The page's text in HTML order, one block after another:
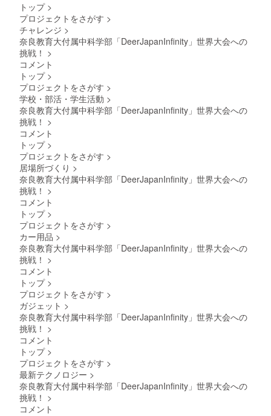
トップ >
プロジェクトをさがす >
チャレンジ >
奈良教育大付属中科学部「DeerJapanInfinity」世界大会への
挑戦！ >
コメント
トップ >
プロジェクトをさがす >
学校・部活・学生活動 >
奈良教育大付属中科学部「DeerJapanInfinity」世界大会への
挑戦！ >
コメント
トップ >
プロジェクトをさがす >
居場所づくり >
奈良教育大付属中科学部「DeerJapanInfinity」世界大会への
挑戦！ >
コメント
トップ >
プロジェクトをさがす >
カー用品 >
奈良教育大付属中科学部「DeerJapanInfinity」世界大会への
挑戦！ >
コメント
トップ >
プロジェクトをさがす >
ガジェット >
奈良教育大付属中科学部「DeerJapanInfinity」世界大会への
挑戦！ >
コメント
トップ >
プロジェクトをさがす >
最新テクノロジー >
奈良教育大付属中科学部「DeerJapanInfinity」世界大会への
挑戦！ >
コメント